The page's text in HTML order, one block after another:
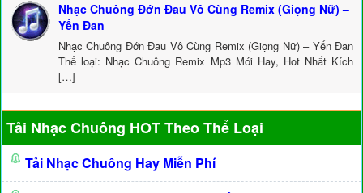
Nhạc Chuông Đớn Đau Vô Cùng Remix (Giọng Nữ) –
Yến Đan
Nhạc Chuông Đớn Đau Vô Cùng Remix (Giọng Nữ) – Yến Đan
Thể loại: Nhạc Chuông Remix Mp3 Mới Hay, Hot Nhất Kích
[…]
Tải Nhạc Chuông HOT Theo Thể Loại
Tải Nhạc Chuông Hay Miễn Phí